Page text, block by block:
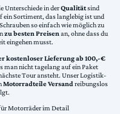
Unterschiede in derQualitätsind
ein Sortiment, das langlebig ist und
so einfach wie möglich zu
zu besten Preisenan, ohne dass du
eingehen musst.
kostenloser Lieferung ab 100,-€
man nicht tagelang auf ein Paket
Tour ansteht. Unser Logistik-
Motorradteile Versand reibungslos
Motorräder im Detail